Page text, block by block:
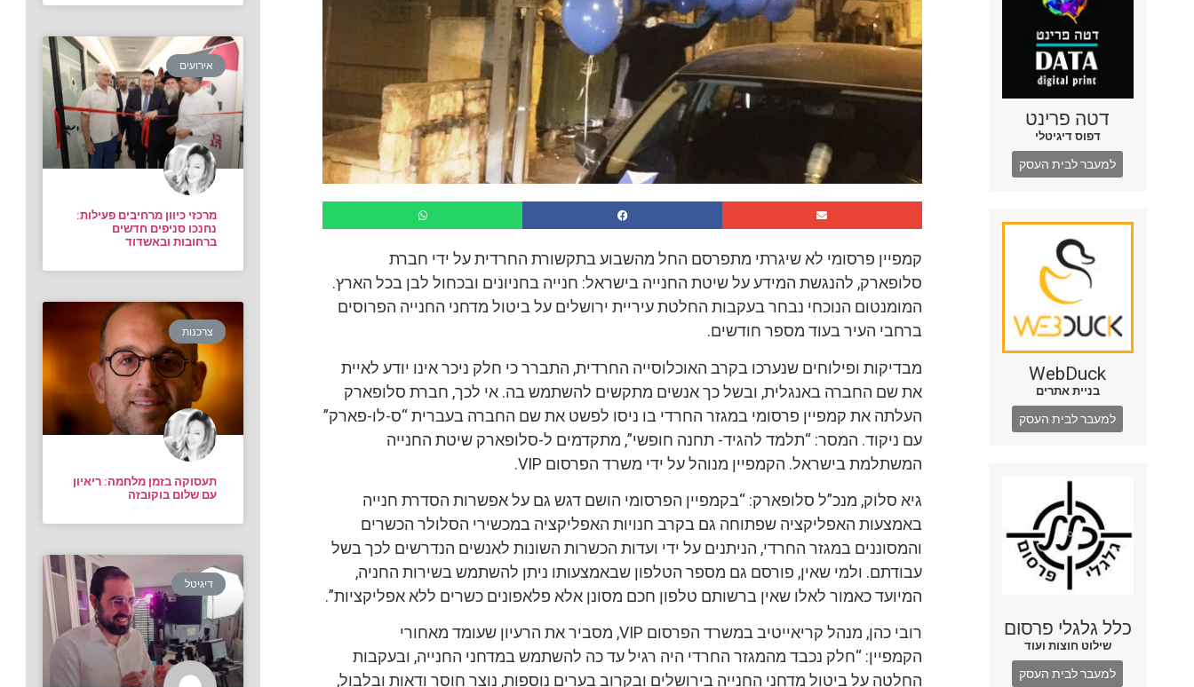
דטה פרינט
דפוס דיגיטלי
למעבר לבית העסק
WebDuck
בניית אתרים
למעבר לבית העסק
כלל גלגלי פרסום
שילוט חוצות ועוד
למעבר לבית העסק
קמפיין פרסומי לא שיגרתי מתפרסם החל מהשבוע בתקשורת החרדית על ידי חברת
סלופארק, להנגשת המידע על שיטת החנייה בישראל: חנייה בחניונים ובכחול לבן בכל הארץ.
המומנטום הנוכחי נבחר בעקבות החלטת עיריית ירושלים על ביטול מדחני החנייה הפרוסים
ברחבי העיר בעוד מספר חודשים.
מבדיקות ופילוחים שנערכו בקרב האוכלוסייה החרדית, התברר כי חלק ניכר אינו יודע לאיית
את שם החברה באנגלית, ובשל כך אנשים מתקשים להשתמש בה. אי לכך, חברת סלופארק
העלתה את קמפיין פרסומי במגזר החרדי בו ניסו לפשט את שם החברה בעברית “ס-לו-פארק”
עם ניקוד. המסר: “תלמד להגיד- תחנה חופשי”, מתקדמים ל-סלופארק שיטת החנייה
המשתלמת בישראל. הקמפיין מנוהל על ידי משרד הפרסום VIP.
גיא סלוק, מנכ”ל סלופארק: “בקמפיין הפרסומי הושם דגש גם על אפשרות הסדרת חנייה
באמצעות האפליקציה שפתוחה גם בקרב חנויות האפליקציה במכשירי הסלולר הכשרים
והמסוננים במגזר החרדי, הניתנים על ידי ועדות הכשרות השונות לאנשים הנדרשים לכך בשל
עבודתם. ולמי שאין, פורסם גם מספר הטלפון שבאמצעותו ניתן להשתמש בשירות החניה,
המיועד כאמור לאלו שאין ברשותם טלפון חכם מסונן אלא פלאפונים כשרים ללא אפליקציות”.
רובי כהן, מנהל קריאייטיב במשרד הפרסום VIP, מסביר את הרעיון שעומד מאחורי
הקמפיין: “חלק נכבד מהמגזר החרדי היה רגיל עד כה להשתמש במדחני החנייה, ובעקבות
החלטה על ביטול מדחני החנייה בירושלים ובקרוב בערים נוספות, נוצר חוסר ודאות ובלבול,
אירועים
מרכזי כיוון מרחיבים פעילות:
נחנכו סניפים חדשים
ברחובות ובאשדוד
צרכנות
תעסוקה בזמן מלחמה: ריאיון
עם שלום בוקובזה
דיגיטל